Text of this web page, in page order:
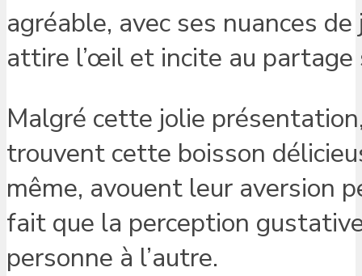
agréable, avec ses nuances
attire l’œil et incite au
Malgré cette jolie
trouvent cette boisson
même, avouent leur aversion
fait que la perception
personne à l’autre.